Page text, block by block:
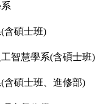
含碩士班)
智慧學系(含碩士班)
含碩士班、進修部)